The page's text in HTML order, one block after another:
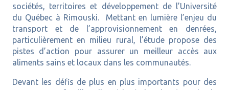
sociétés, territoires et développement de l’Université
du Québec à Rimouski. Mettant en lumière l’enjeu du
transport et de l’approvisionnement en denrées,
particulièrement en milieu rural, l’étude propose des
pistes d’action pour assurer un meilleur accès aux
aliments sains et locaux dans les communautés.
Devant les défis de plus en plus importants pour des